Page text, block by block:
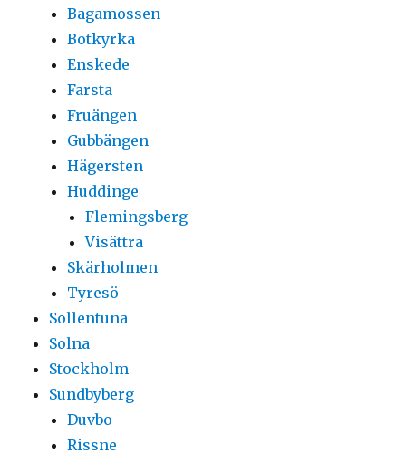
Bagamossen
Botkyrka
Enskede
Farsta
Fruängen
Gubbängen
Hägersten
Huddinge
Flemingsberg
Visättra
Skärholmen
Tyresö
Sollentuna
Solna
Stockholm
Sundbyberg
Duvbo
Rissne